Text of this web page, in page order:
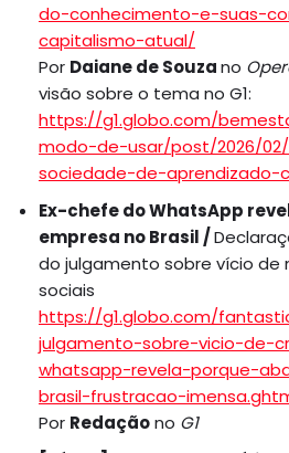
do-conhecimento-e-suas-
capitalismo-atual/
Por Daiane de Souzano
visão sobre o tema no G1:
https://g1.globo.com/
modo-de-usar/post/2026/
sociedade-de-aprendizado-
Ex-chefe do WhatsApp
empresa no Brasil /
do julgamento sobre vício de
sociais
https://g1.globo.com/
julgamento-sobre-vicio-de-
whatsapp-revela-porque-
brasil-frustracao-
Por Redaçãono G1